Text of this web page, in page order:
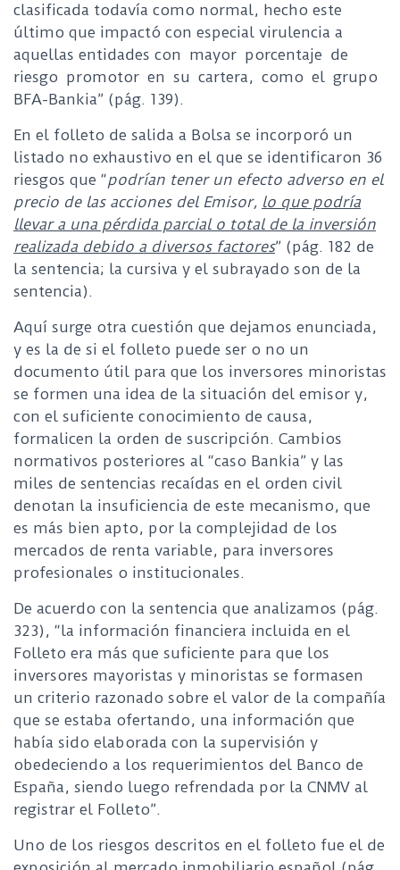
clasificada todavía como normal, hecho este
último que impactó con especial virulencia a
aquellas entidades con mayor porcentaje de
riesgo promotor en su cartera, como el grupo
BFA-Bankia” (pág. 139).
En el folleto de salida a Bolsa se incorporó un
listado no exhaustivo en el que se identificaron 36
riesgos que “podrían tener un efecto adverso en el
precio de las acciones del Emisor, lo que podría
llevar a una pérdida parcial o total de la inversión
realizada debido a diversos factores” (pág. 182 de
la sentencia; la cursiva y el subrayado son de la
sentencia).
Aquí surge otra cuestión que dejamos enunciada,
y es la de si el folleto puede ser o no un
documento útil para que los inversores minoristas
se formen una idea de la situación del emisor y,
con el suficiente conocimiento de causa,
formalicen la orden de suscripción. Cambios
normativos posteriores al “caso Bankia” y las
miles de sentencias recaídas en el orden civil
denotan la insuficiencia de este mecanismo, que
es más bien apto, por la complejidad de los
mercados de renta variable, para inversores
profesionales o institucionales.
De acuerdo con la sentencia que analizamos (pág.
323), “la información financiera incluida en el
Folleto era más que suficiente para que los
inversores mayoristas y minoristas se formasen
un criterio razonado sobre el valor de la compañía
que se estaba ofertando, una información que
había sido elaborada con la supervisión y
obedeciendo a los requerimientos del Banco de
España, siendo luego refrendada por la CNMV al
registrar el Folleto”.
Uno de los riesgos descritos en el folleto fue el de